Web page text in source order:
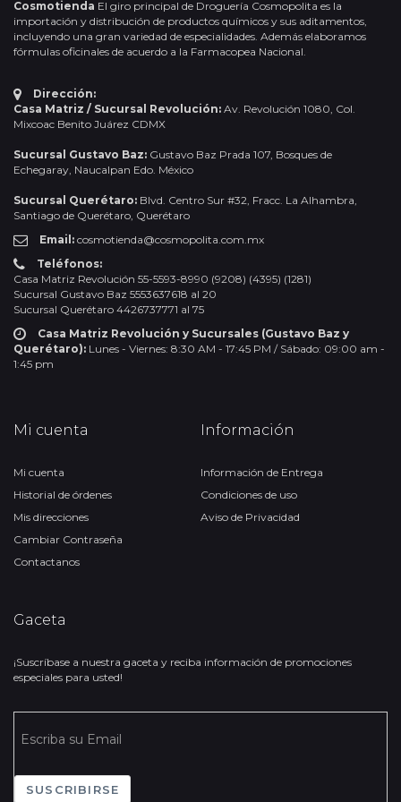
Cosmotienda El giro principal de Droguería Cosmopolita es la
importación y distribución de productos químicos y sus aditamentos,
incluyendo una gran variedad de especialidades. Además elaboramos
fórmulas oficinales de acuerdo a la Farmacopea Nacional.
Dirección:
Casa Matriz / Sucursal Revolución: Av. Revolución 1080, Col.
Mixcoac Benito Juárez CDMX
Sucursal Gustavo Baz: Gustavo Baz Prada 107, Bosques de
Echegaray, Naucalpan Edo. México
Sucursal Querétaro: Blvd. Centro Sur #32, Fracc. La Alhambra,
Santiago de Querétaro, Querétaro
Email: cosmotienda@cosmopolita.com.mx
Teléfonos:
Casa Matriz Revolución 55-5593-8990 (9208) (4395) (1281)
Sucursal Gustavo Baz 5553637618 al 20
Sucursal Querétaro 4426737771 al 75
Casa Matriz Revolución y Sucursales (Gustavo Baz y
Querétaro): Lunes - Viernes: 8:30 AM - 17:45 PM / Sábado: 09:00 am -
1:45 pm
Mi cuenta
Mi cuenta
Historial de órdenes
Mis direcciones
Cambiar Contraseña
Contactanos
Información
Información de Entrega
Condiciones de uso
Aviso de Privacidad
Gaceta
¡Suscríbase a nuestra gaceta y reciba información de promociones
especiales para usted!
SUSCRIBIRSE